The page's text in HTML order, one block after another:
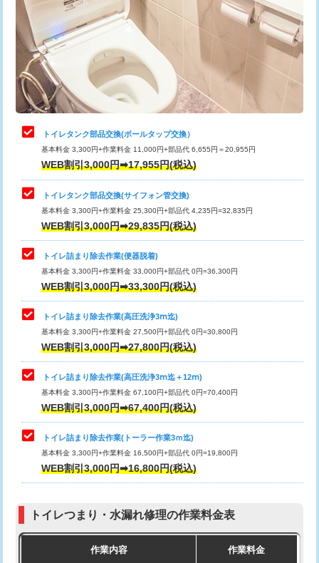
トイレタンク部品交換(ボールタップ交換）
基本料金 3,300円+作業料金 11,000円+部品代 6,655円＝20,955円
WEB割引3,000円➡17,955円(税込)
トイレタンク部品交換(サイフォン管交換)
基本料金 3,300円+作業料金 25,300円+部品代 4,235円=32,835円
WEB割引3,000円➡29,835円(税込)
トイレ詰まり除去作業(便器脱着)
基本料金 3,300円+作業料金 33,000円+部品代 0円=36,300円
WEB割引3,000円➡33,300円(税込)
トイレ詰まり除去作業(高圧洗浄3ⅿ迄)
基本料金 3,300円+作業料金 27,500円+部品代 0円=30,800円
WEB割引3,000円➡27,800円(税込)
トイレ詰まり除去作業(高圧洗浄3ⅿ迄＋12ⅿ)
基本料金 3,300円+作業料金 67,100円+部品代 0円=70,400円
WEB割引3,000円➡67,400円(税込)
トイレ詰まり除去作業(トーラー作業3ｍ迄)
基本料金 3,300円+作業料金 16,500円+部品代 0円=19,800円
WEB割引3,000円➡16,800円(税込)
トイレつまり・水漏れ修理の作業料金表
作業内容 作業料金